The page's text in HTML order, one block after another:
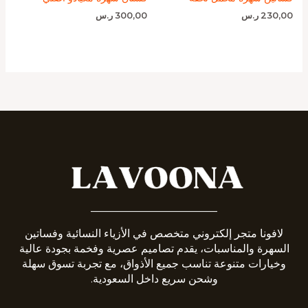
230,00 ر.س 300,00 ر.س
لافونا متجر إلكتروني متخصص في الأزياء النسائية وفساتين
السهرة والمناسبات، يقدم تصاميم عصرية وفخمة بجودة عالية
وخيارات متنوعة تناسب جميع الأذواق، مع تجربة تسوق سهلة
وشحن سريع داخل السعودية.